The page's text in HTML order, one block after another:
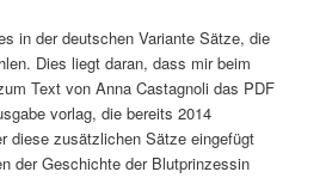
in der deutschen Variante Sätze, die
Dies liegt daran, dass mir beim
Text von Anna Castagnoli das PDF
vorlag, die bereits 2014
diese zusätzlichen Sätze eingefügt
der Geschichte der Blutprinzessin